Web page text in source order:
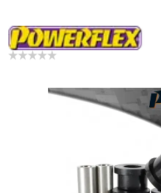
Bildergalerie überspringen